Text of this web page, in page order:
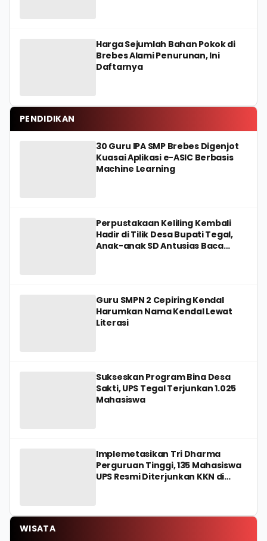
Harga Sejumlah Bahan Pokok di
Brebes Alami Penurunan, Ini
Daftarnya
PENDIDIKAN
30 Guru IPA SMP Brebes Digenjot
Kuasai Aplikasi e-ASIC Berbasis
Machine Learning
Perpustakaan Keliling Kembali
Hadir di Tilik Desa Bupati Tegal,
Anak-anak SD Antusias Baca
Guru SMPN 2 Cepiring Kendal
Harumkan Nama Kendal Lewat
Literasi
Sukseskan Program Bina Desa
Sakti, UPS Tegal Terjunkan 1.025
Mahasiswa
Implemetasikan Tri Dharma
Perguruan Tinggi, 135 Mahasiswa
UPS Resmi Diterjunkan KKN di
WISATA